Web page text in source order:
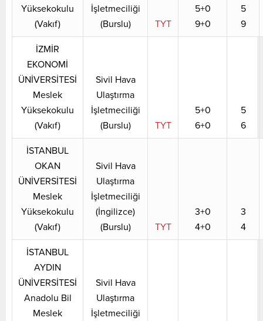
Yüksekokulu
(Vakıf)
İşletmeciliği
(Burslu)
TYT
5+0
9+0
5
9
İZMİR
EKONOMİ
ÜNİVERSİTESİ
Meslek
Yüksekokulu
(Vakıf)
Sivil Hava
Ulaştırma
İşletmeciliği
(Burslu)
TYT
5+0
6+0
5
6
İSTANBUL
OKAN
ÜNİVERSİTESİ
Meslek
Yüksekokulu
(Vakıf)
Sivil Hava
Ulaştırma
İşletmeciliği
(İngilizce)
(Burslu)
TYT
3+0
4+0
3
4
İSTANBUL
AYDIN
ÜNİVERSİTESİ
Anadolu Bil
Meslek
Sivil Hava
Ulaştırma
İşletmeciliği